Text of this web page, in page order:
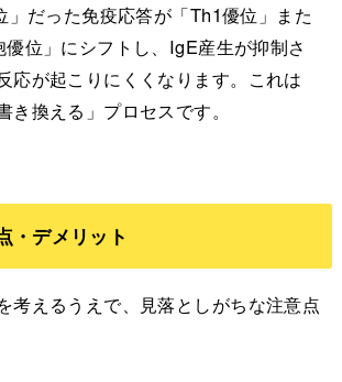
」だった免疫応答が「Th1優位」また
位」にシフトし、IgE産生が抑制さ
応が起こりにくくなります。これは
き換える」プロセスです。
・デメリット
考えるうえで、見落としがちな注意点